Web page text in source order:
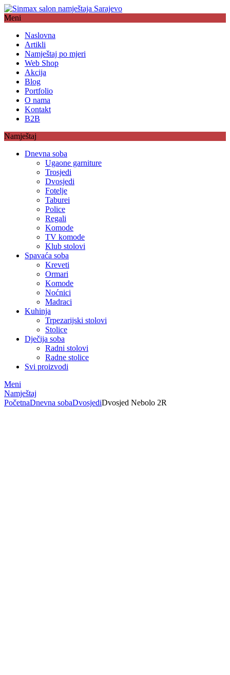
Meni
Naslovna
Artikli
Namještaj po mjeri
Web Shop
Akcija
Blog
Portfolio
O nama
Kontakt
B2B
Namještaj
Dnevna soba
Ugaone garniture
Trosjedi
Dvosjedi
Fotelje
Taburei
Police
Regali
Komode
TV komode
Klub stolovi
Spavaća soba
Kreveti
Ormari
Komode
Noćnici
Madraci
Kuhinja
Trpezarijski stolovi
Stolice
Dječija soba
Radni stolovi
Radne stolice
Svi proizvodi
Meni
Namještaj
PočetnaDnevna sobaDvosjediDvosjed Nebolo 2R